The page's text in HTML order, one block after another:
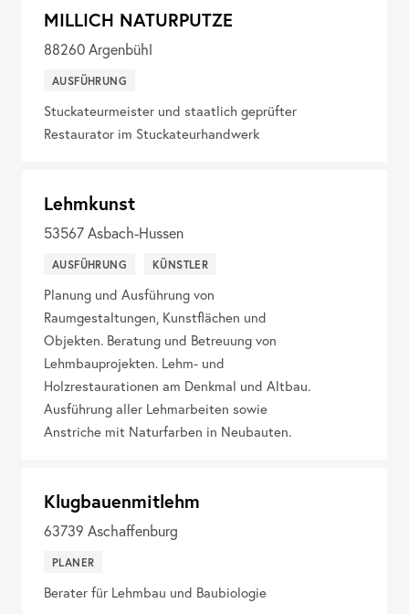
MILLICH NATURPUTZE
88260Argenbühl
AUSFÜHRUNG
Stuckateurmeister und staatlich geprüfter
Restaurator im Stuckateurhandwerk
Lehmkunst
53567Asbach-Hussen
AUSFÜHRUNG KÜNSTLER
Planung und Ausführung von
Raumgestaltungen, Kunstflächen und
Objekten. Beratung und Betreuung von
Lehmbauprojekten. Lehm- und
Holzrestaurationen am Denkmal und Altbau.
Ausführung aller Lehmarbeiten sowie
Anstriche mit Naturfarben in Neubauten.
Klugbauenmitlehm
63739 Aschaffenburg
PLANER
Berater für Lehmbau und Baubiologie